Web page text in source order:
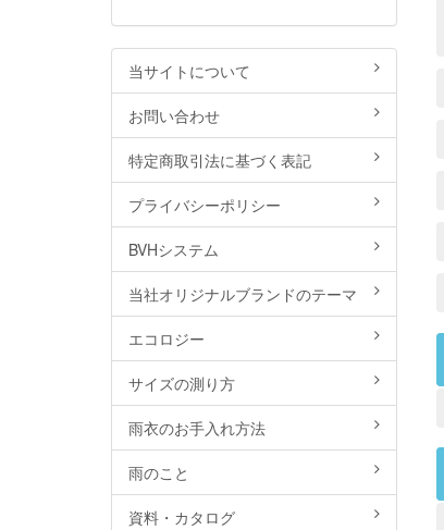
当サイトについて
お問い合わせ
特定商取引法に基づく表記
プライバシーポリシー
BVHシステム
当社オリジナルブランドのテーマ
エコロジー
サイズの測り方
雨衣のお手入れ方法
雨のこと
資料・カタログ